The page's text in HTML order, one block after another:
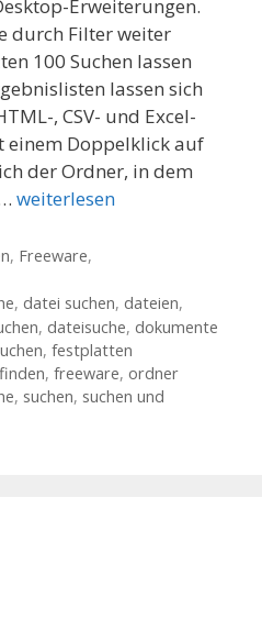
Erweiterungen.
durch Filter weiter
100 Suchen lassen
lassen sich
, CSV- und Excel-
einem Doppelklick auf
der Ordner, in dem
weiterlesen
, Freeware,
, datei suchen, dateien,
, dateisuche, dokumente
, festplatten
finden, freeware, ordner
, suchen, suchen und